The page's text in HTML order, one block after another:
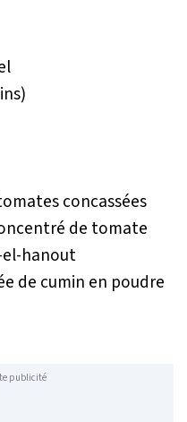
concassées
de tomate
el-hanout
de cumin en poudre
publicité